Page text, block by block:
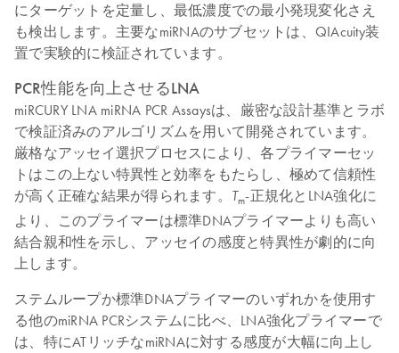
にターゲットを定量し、最低濃度での最小発現変化さえ
も検出します。主要なmiRNAのサブセットは、QIAcuity装
置で実験的に検証されています。
PCR性能を向上させるLNA
miRCURY LNA miRNA PCR Assaysは、厳密な設計基準とラボ
で検証済みのアルゴリズムを用いて開発されています。
厳格なアッセイ選択プロセスにより、各プライマーセッ
トはこの上ない特異性と効率をもたらし、極めて信頼性
が高く正確な結果が得られます。 Tm-正規化とLNA強化に
より、このプライマーは標準DNAプライマーよりも高い
結合親和性を示し、アッセイの感度と特異性が劇的に向
上します。
ステムループか標準DNAプライマーのいずれかを使用す
る他のmiRNA PCRシステムに比べ、LNA強化プライマーで
は、特にATリッチなmiRNAに対する感度が大幅に向上し